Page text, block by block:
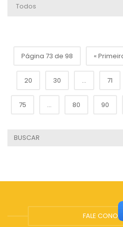
Página 73 de 98 «
20 30 ... 71
75 ... 80 90
FALE